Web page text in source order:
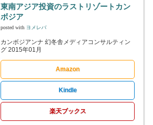
東南アジア投資のラストリゾートカン
ボジア
posted with ヨメレバ
カンボジアンナ 幻冬舎メディアコンサルティン
グ 2015年01月
Amazon
Kindle
楽天ブックス